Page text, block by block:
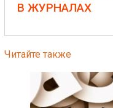
В ЖУРНАЛАХ
Читайте также